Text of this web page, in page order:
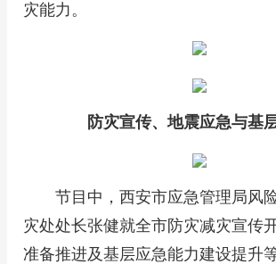
灾能力。
防灾宣传、地震应急与基
节目中，西安市应急管理局风
灾处处长张健就全市防灾减灾宣传
准备推进及基层应急能力建设提升